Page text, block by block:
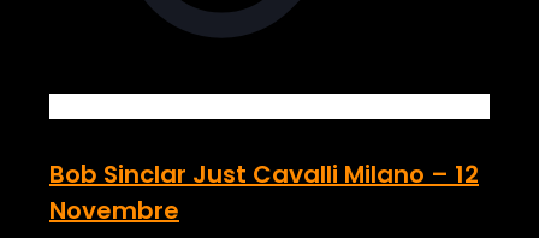
Bob Sinclar Just Cavalli Milano – 12
Novembre